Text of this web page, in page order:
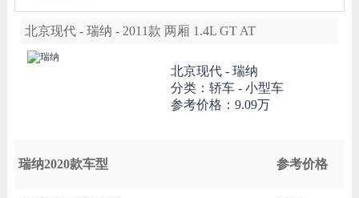
北京现代 - 瑞纳 - 2011款 两厢 1.4L GT AT
北京现代 - 瑞纳
分类：轿车 - 小型车
参考价格： 9.09万
瑞纳2020款车型 参考价格